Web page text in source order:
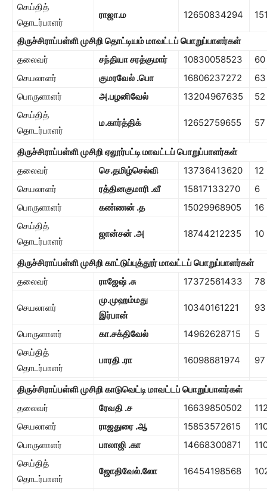
செய்தித்
தொடர்பாளர்
ராஜா.ம 12650834294
திருச்சிராப்பள்ளி முசிறி தொட்டியம் மாவட்டப் பொறுப்பாளர்கள்
தலைவர்
சந்தியா சரத்குமார் 10830058523
60
செயலாளர்
குமரவேல் .பொ 16806237272
63
பொருளாளர்
அ.பழனிவேல் 13204967635
52
செய்தித்
தொடர்பாளர்
ம.கார்த்திக் 12652759655 57
திருச்சிராப்பள்ளி முசிறி ஏலூர்பட்டி மாவட்டப் பொறுப்பாளர்கள்
தலைவர்
செ.தமிழ்செல்வி 13736413620
12
செயலாளர்
ரத்தினகுமாரி .வீ 15817133270
6
பொருளாளர்
கண்ணன் .த 15029968905
16
செய்தித்
தொடர்பாளர்
ஜான்சன் .அ 18744212235 10
திருச்சிராப்பள்ளி முசிறி காட்டுப்புத்தூர் மாவட்டப் பொறுப்பாளர்கள்
தலைவர்
ராஜேஷ் .சு 17372561433 78
செயலாளர்
மு.முஹம்மது
இர்பான்
10340161221 93
பொருளாளர் கா.சக்திவேல் 14962628715
5
செய்தித்
தொடர்பாளர்
பாரதி .ரா 16098681974 97
திருச்சிராப்பள்ளி முசிறி காடுவெட்டி மாவட்டப் பொறுப்பாளர்கள்
தலைவர்
ரேவதி .ச 16639850502
செயலாளர்
ராஜதுரை .ஆ 15853572615
பொருளாளர்
பாலாஜி .கா 14668300871
செய்தித்
தொடர்பாளர்
ஜோதிவேல்.லோ 16454198568